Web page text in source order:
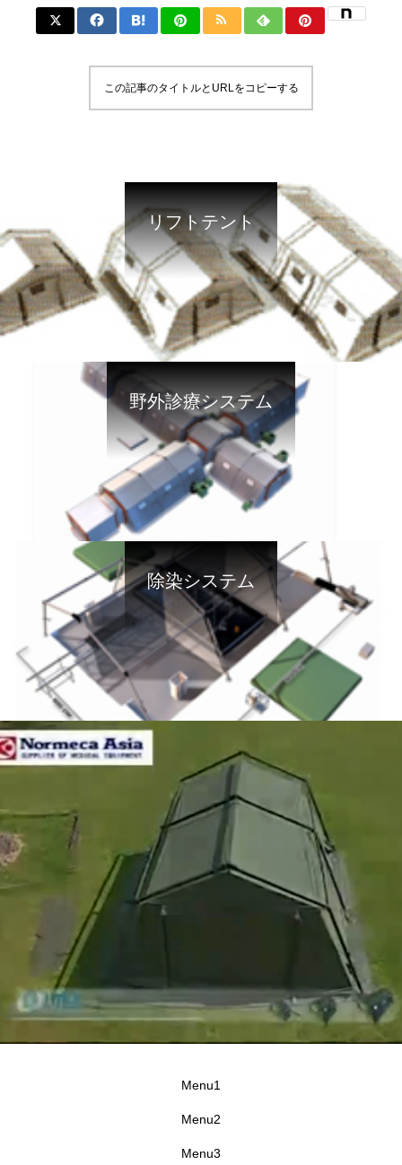
この記事のタイトルとURLをコピーする
リフトテント
野外診療システム
除染システム
Menu1
Menu2
Menu3